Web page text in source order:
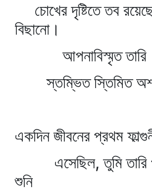
চোখের দৃষ্টিতে তব
বিছানো।
আপনাবিস্মৃত
স্তম্ভিত স্তিমিত
একদিন জীবনের প্রথম
এসেছিল, তুমি তারি
শুনি